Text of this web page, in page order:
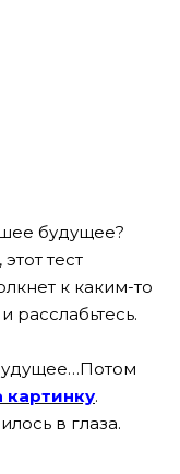
будущее?
тест
к каким-то
расслабьтесь.
картинку.
в глаза.